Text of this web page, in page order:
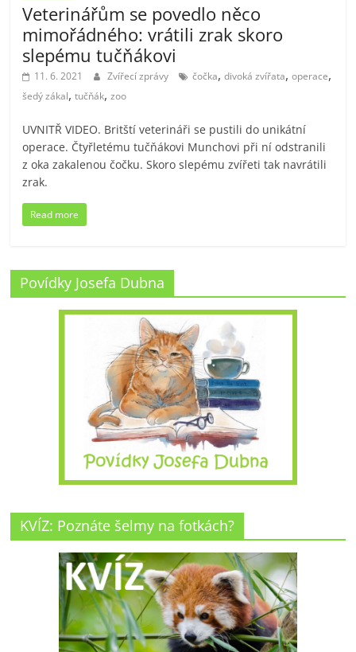
Veterinářům se povedlo něco
mimořádného: vrátili zrak skoro
slepému tučňákovi
11. 6. 2021 Zvířecí zprávy čočka,divoká zvířata,operace,
šedý zákal,tučňák,zoo
UVNITŘ VIDEO. Britští veterináři se pustili do unikátní
operace. Čtyřletému tučňákovi Munchovi při ní odstranili
z oka zakalenou čočku. Skoro slepému zvířeti tak navrátili
zrak.
Read more
Povídky Josefa Dubna
KVÍZ: Poznáte šelmy na fotkách?